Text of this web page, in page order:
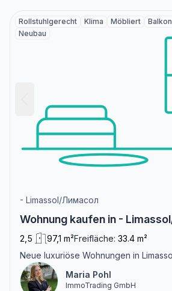
Rollstuhlgerecht Klima Möbliert Balkon
Neubau
- Limassol/Лимасол
Wohnung kaufen in -
2,5 97,1 m²Freifläche: 33.4 m²
Neue luxuriöse Wohnungen in
Maria Pohl
ImmoTrading GmbH